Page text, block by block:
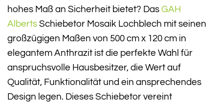
hohes Maß an Sicherheit bietet? Das GAH
Alberts Schiebetor Mosaik Lochblech mit seinen
großzügigen Maßen von 500 cm x 120 cm in
elegantem Anthrazit ist die perfekte Wahl für
anspruchsvolle Hausbesitzer, die Wert auf
Qualität, Funktionalität und ein ansprechendes
Design legen. Dieses Schiebetor vereint